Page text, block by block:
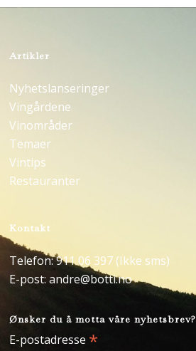
Artikler
Nyhetslanseringer
Vingårdene
Vinområder
Temaer
Vintips
Restauranter
Kontakt
Telefon: 911 06 397 (Ikke sms)
E-post:andre@botti.no
Ønsker du å motta våre nyhetsbrev?
E-postadresse *